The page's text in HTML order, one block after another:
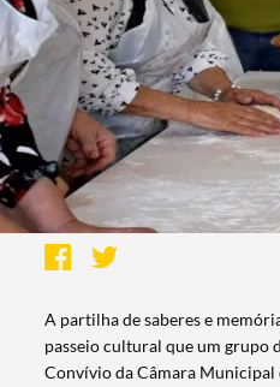
A partilha de saberes e
passeio cultural que um grupo
Convívio da Câmara Municipal